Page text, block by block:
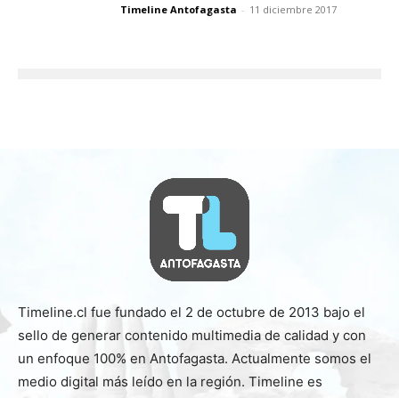
Timeline Antofagasta - 11 diciembre 2017
Timeline.cl fue fundado el 2 de octubre de 2013 bajo el
sello de generar contenido multimedia de calidad y con
un enfoque 100% en Antofagasta. Actualmente somos el
medio digital más leído en la región. Timeline es